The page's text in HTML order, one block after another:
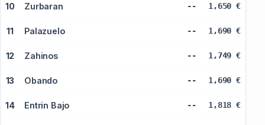
10 Zurbaran -- 1,650 €
11 Palazuelo -- 1,690 €
12 Zahinos -- 1,749 €
13 Obando -- 1,690 €
14 Entrin Bajo -- 1,818 €